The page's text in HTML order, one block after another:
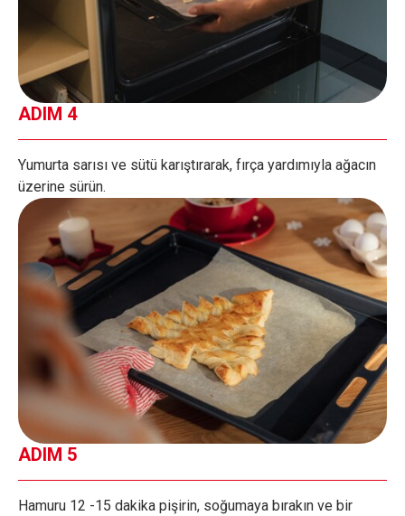
ADIM 4
Yumurta sarısı ve sütü karıştırarak, fırça yardımıyla ağacın
üzerine sürün.
ADIM 5
Hamuru 12 -15 dakika pişirin, soğumaya bırakın ve bir